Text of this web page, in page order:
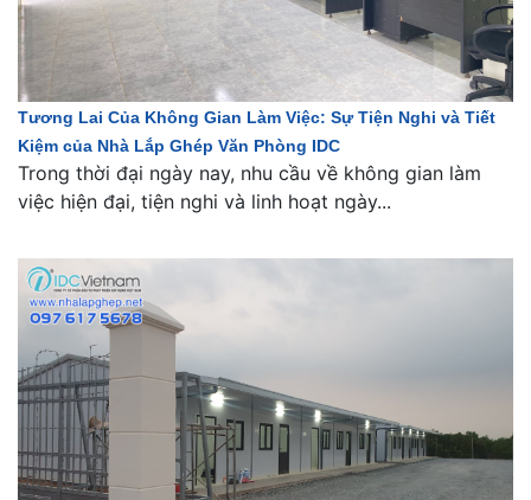
Tương Lai Của Không Gian Làm Việc: Sự Tiện Nghi và Tiết
Kiệm của Nhà Lắp Ghép Văn Phòng IDC
Trong thời đại ngày nay, nhu cầu về không gian làm
việc hiện đại, tiện nghi và linh hoạt ngày...